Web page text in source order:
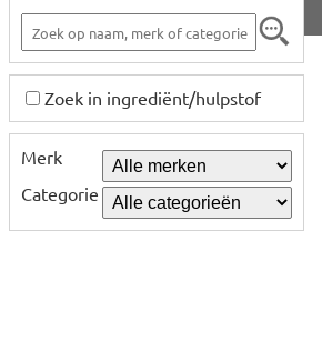
Zoek in ingrediënt/hulpstof
Merk
Categorie